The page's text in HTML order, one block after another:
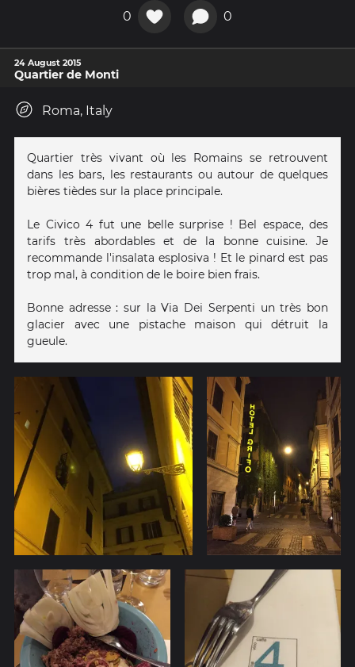
0 0
24 August 2015
Quartier de Monti
Roma, Italy
Quartier très vivant où les Romains se retrouvent
dans les bars, les restaurants ou autour de quelques
bières tièdes sur la place principale.
Le Civico 4 fut une belle surprise ! Bel espace, des
tarifs très abordables et de la bonne cuisine. Je
recommande l'insalata esplosiva ! Et le pinard est pas
trop mal, à condition de le boire bien frais.
Bonne adresse : sur la Via Dei Serpenti un très bon
glacier avec une pistache maison qui détruit la
gueule.